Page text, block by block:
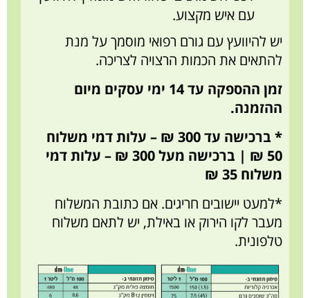
עם איש מקצוע.
יש להיוועץ עם גורם רפואי מוסמך על מנת
להתאים את הכמות הרצויה לצריכה.
זמן ההספקה עד 14 ימי עסקים מיום
ההזמנה.
* ברכישה עד 300 ₪ – עלות דמי משלוח
50 ₪ | ברכישה מעל 300 ₪ – עלות דמי
משלוח 35 ₪
*למעט יישובים חריגים. אם כתובת המשלוח
מעבר לקו הירוק או באילת, יש לתאם משלוח
טלפונית.